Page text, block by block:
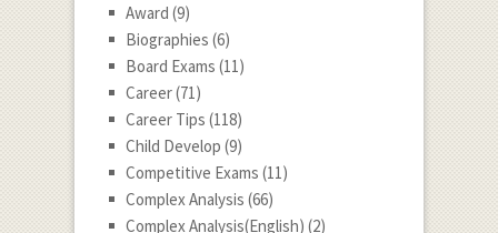
Award (9)
Biographies (6)
Board Exams (11)
Career(71)
Career Tips (118)
Child Develop (9)
Competitive Exams (11)
Complex Analysis (66)
Complex Analysis(English) (2)